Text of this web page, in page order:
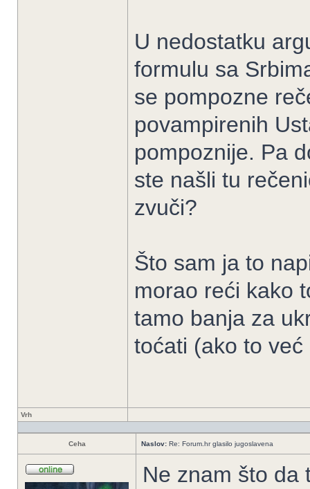
U nedostatku
formulu sa
se pompozne
povampirenih
pompoznije. Pa
ste našli tu
zvuči?
Što sam ja to
morao reći kako
tamo banja za
toćati (ako to već
Vrh
Ceha Naslov: Re: Forum.hr glasilo jugoslavena
Ne znam što da